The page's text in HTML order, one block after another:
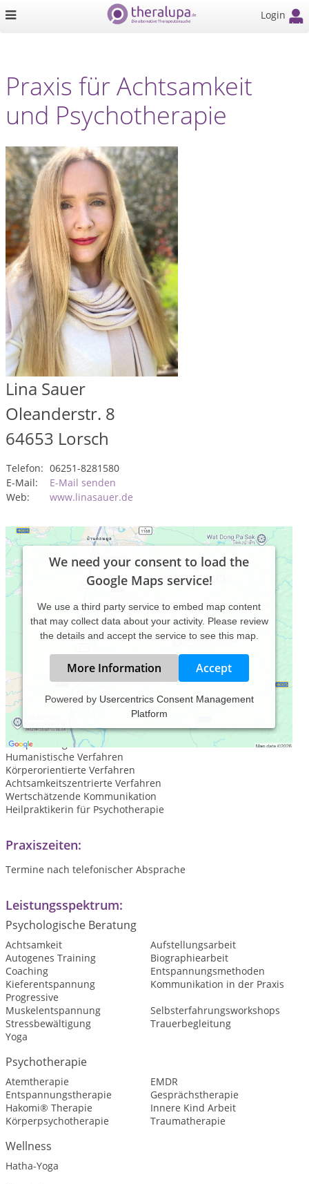
Login
Praxis für Achtsamkeit
und Psychotherapie
Lina Sauer
Oleanderstr. 8
64653 Lorsch
Telefon: 06251-8281580
E-Mail:
E-Mail senden
Web:
www.linasauer.de
We need your consent to load the
Google Maps service!
We use a third party service to embed map content
that may collect data about your activity. Please review
the details and accept the service to see this map.
More Information Accept
Powered by Usercentrics Consent Management
Platform
Zertifizierte Hakomi® Psychotherapie
Psychotherapie im Gespräch
Entspannungsverfahren
Humanistische Verfahren
Körperorientierte Verfahren
Achtsamkeitszentrierte Verfahren
Wertschätzende Kommunikation
Heilpraktikerin für Psychotherapie
Praxiszeiten:
Termine nach telefonischer Absprache
Leistungsspektrum:
Psychologische Beratung
Achtsamkeit
Aufstellungsarbeit
Autogenes Training
Biographiearbeit
Coaching
Entspannungsmethoden
Kieferentspannung
Kommunikation in der Praxis
Progressive
Muskelentspannung
Selbsterfahrungsworkshops
Stressbewältigung
Trauerbegleitung
Yoga
Psychotherapie
Atemtherapie
EMDR
Entspannungstherapie
Gesprächstherapie
Hakomi® Therapie
Innere Kind Arbeit
Körperpsychotherapie
Traumatherapie
Wellness
Hatha-Yoga